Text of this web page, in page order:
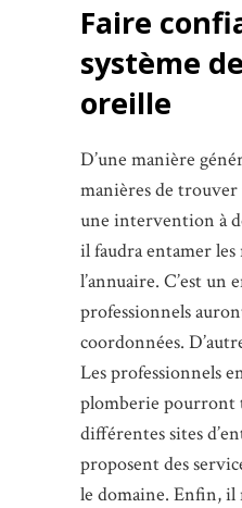
Faire
système
oreille
D’une manière
manières de
une intervention à
il faudra entamer les
l’annuaire. C’est
professionnels
coordonnées.
Les professionnels
plomberie pourront
différentes sites
proposent des
le domaine. Enfin, il